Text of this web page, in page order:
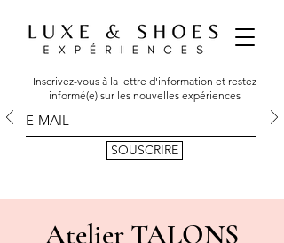
Inscrivez-vous à la lettre d'information et restez
informé(e) sur les nouvelles expériences
SOUSCRIRE
Atelier TALONS